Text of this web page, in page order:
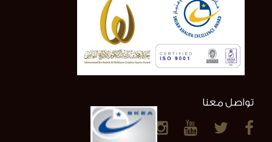
تواصل معنا